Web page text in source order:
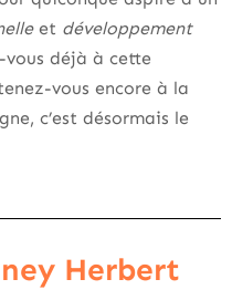
et développement
déjà à cette
vous encore à la
c’est désormais le
Herbert